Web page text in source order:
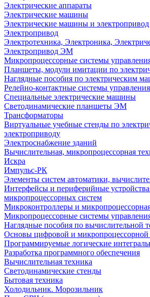
Электрические аппараты
Электрические машины
Электрические машины и электропривод
Электропривод
Электротехника, Электроника,
Электропривод ЭМ
Микропроцессорные системы
Планшеты, модули имитации по
Наглядные пособия по электрическим
Релейно-контактные системы
Специальные электрические машины
Светодинамические планшеты ЭМ
Трансформаторы
Виртуальные учебные стенды по
электроприводу
Электроснабжение зданий
Вычислительная, микропроцессорная
Искра
Импульс-РК
Элементы систем автоматики,
Интерфейсы и периферийные
микропроцессорных систем
Микроконтроллеры и
Микропроцессорные системы
Наглядные пособия по вычислительной
Основы цифровой и микропроцессорной
Программируемые логические
Разработка программного обеспечения
Вычислительная техника
Светодинамические стенды
Бытовая техника
Холодильник. Морозильник